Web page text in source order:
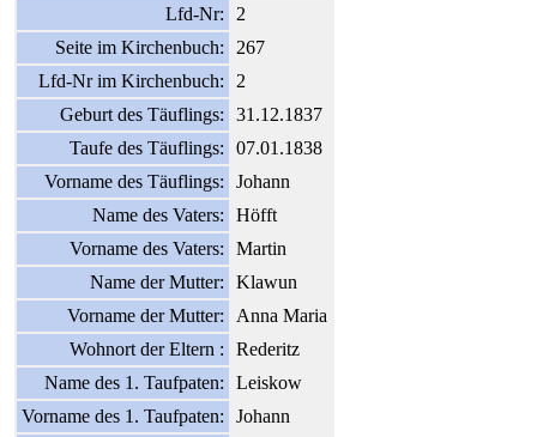
Lfd-Nr:
2
Seite im Kirchenbuch:
267
Lfd-Nr im Kirchenbuch:
2
Geburt des Täuflings:
31.12.1837
Taufe des Täuflings:
07.01.1838
Vorname des Täuflings:
Johann
Name des Vaters:
Höfft
Vorname des Vaters:
Martin
Name der Mutter:
Klawun
Vorname der Mutter:
Anna Maria
Wohnort der Eltern :
Rederitz
Name des 1. Taufpaten:
Leiskow
Vorname des 1. Taufpaten:
Johann